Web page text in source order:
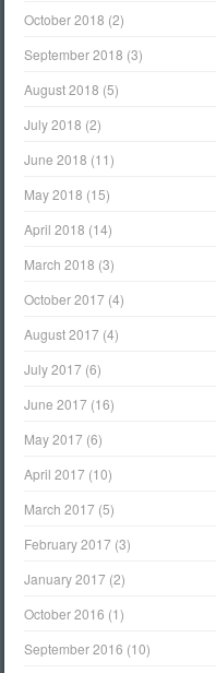
October 2018 (2)
September 2018 (3)
August 2018 (5)
July 2018 (2)
June 2018 (11)
May 2018 (15)
April 2018 (14)
March 2018 (3)
October 2017(4)
August 2017(4)
July 2017(6)
June 2017(16)
May 2017(6)
April 2017(10)
March 2017(5)
February 2017(3)
January 2017(2)
October 2016 (1)
September 2016 (10)